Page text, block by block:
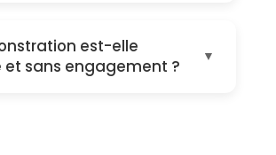
est-elle
sans engagement ?